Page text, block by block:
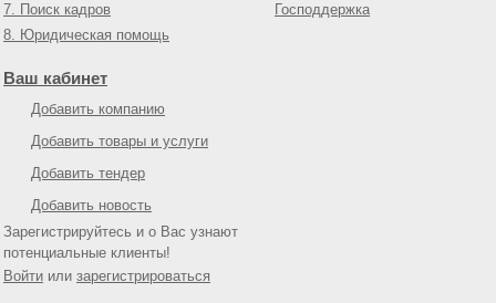
7. Поиск кадров
8. Юридическая помощь
Господдержка
Ваш кабинет
Добавить компанию
Добавить товары и услуги
Добавить тендер
Добавить новость
Зарегистрируйтесь и о Вас узнают
потенциальные клиенты!
Войти или зарегистрироваться